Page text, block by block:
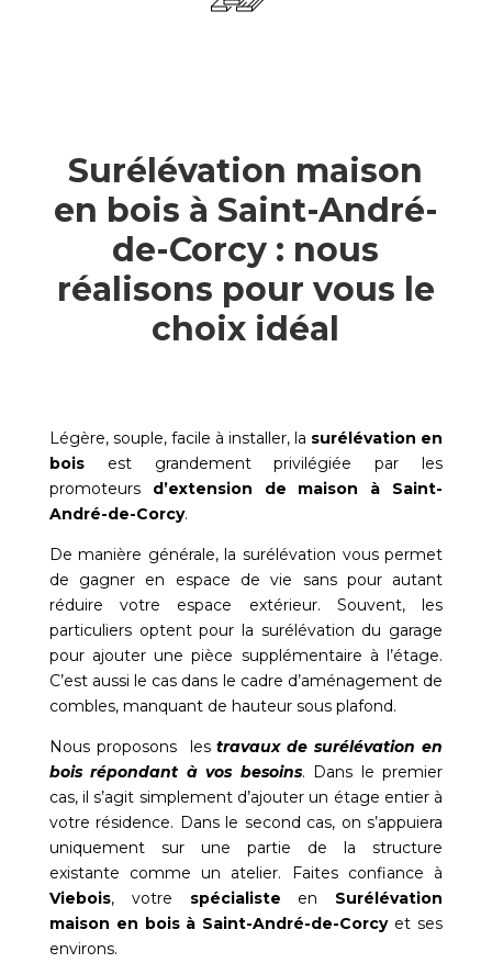
Surélévation maison
en bois à Saint-André-
de-Corcy : nous
réalisons pour vous le
choix idéal
Légère, souple, facile à installer, la surélévation en
boisest grandement privilégiée par les
promoteurs d’extension de maison à
Saint-
André-de-Corcy.
De manière générale, la surélévation vous permet
de gagner en espace de vie sans pour autant
réduire votre espace extérieur. Souvent, les
particuliers optent pour la surélévation du garage
pour ajouter une pièce supplémentaire à l’étage.
C’est aussi le cas dans le cadre d’aménagement de
combles, manquant de hauteur sous plafond.
Nous proposons lestravaux de surélévation en
bois répondant à vos besoins. Dans le premier
cas, il s’agit simplement d’ajouter un étage entier à
votre résidence. Dans le second cas, on s’appuiera
uniquement sur une partie de la structure
existante comme un atelier. Faites confiance à
Viebois, votre spécialiste en Surélévation
maison en bois à Saint-André-de-Corcyet ses
environs.